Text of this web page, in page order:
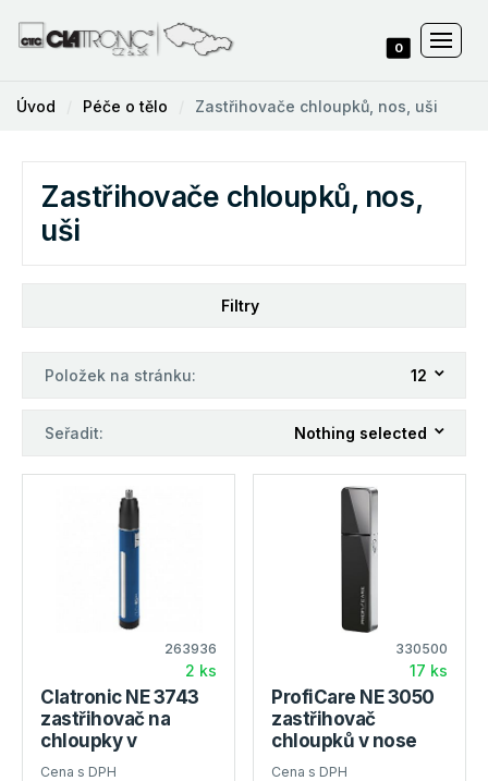
0
Úvod Péče o tělo Zastřihovače chloupků, nos, uši
Zastřihovače chloupků, nos,
uši
Filtry
Položek na stránku: 12
Seřadit: Nothing selected
263936
2 ks
Clatronic NE 3743
zastřihovač na
chloupky v
nose,zastřihač
Cena s DPH
330500
17 ks
ProfiCare NE 3050
zastřihovač
chloupků v nose
Cena s DPH